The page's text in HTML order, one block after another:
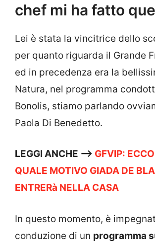
chef mi ha fatto
Lei è stata la vincitrice dello
per quanto riguarda il Grande
ed in precedenza era la
Natura, nel programma
Bonolis, stiamo parlando
Paola Di Benedetto.
LEGGI ANCHE —-> GFVIP:
QUALE MOTIVO GIADA DE
ENTRERà NELLA CASA
In questo momento, è
conduzione di un programma